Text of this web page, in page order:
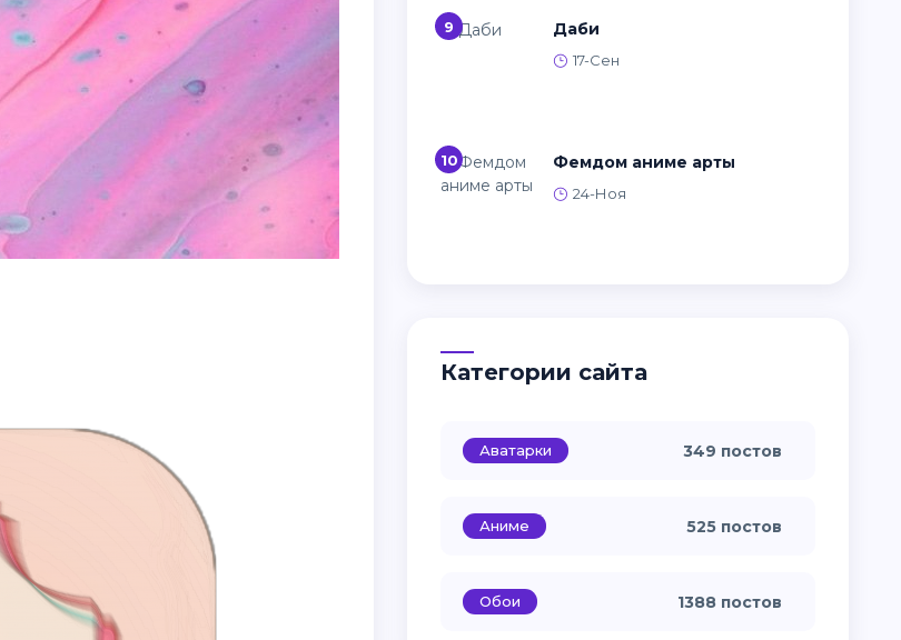
9 Даби
17-Сен
10 Фемдом аниме арты
24-Ноя
Категории сайта
Аватарки 349 постов
Аниме 525 постов
Обои 1388 постов